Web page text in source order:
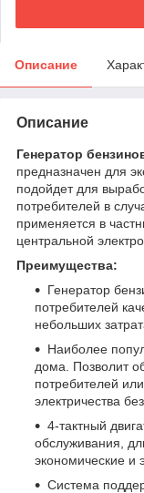
Описание
Описание
Генератор
предназначен для
подойдет для
потребителей в
применяется в
центральной
Преимущества:
Генератор
потребителей
небольших
Наиболее
дома. Позволит
потребителей
электричества
4-тактный
обслуживания,
экономические и
Система